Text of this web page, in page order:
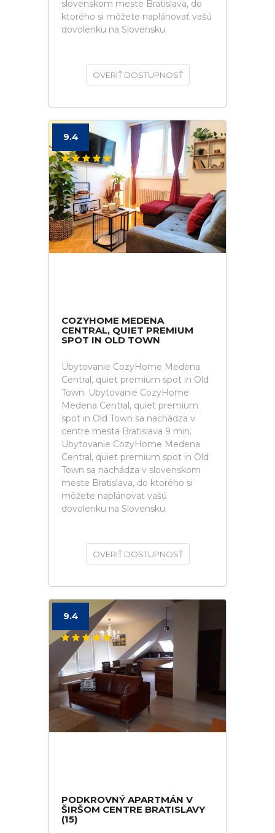
slovenskom meste Bratislava, do
ktorého si môžete naplánovať vašú
dovolenku na Slovensku.
OVERIŤ DOSTUPNOSŤ
9.4
COZYHOME MEDENA
CENTRAL, QUIET PREMIUM
SPOT IN OLD TOWN
Ubytovanie CozyHome Medena
Central, quiet premium spot in Old
Town. Ubytovanie CozyHome
Medena Central, quiet premium
spot in Old Town sa nachádza v
centre mesta Bratislava 9 min.
Ubytovanie CozyHome Medena
Central, quiet premium spot in Old
Town sa nachádza v slovenskom
meste Bratislava, do ktorého si
môžete naplánovať vašú
dovolenku na Slovensku.
OVERIŤ DOSTUPNOSŤ
9.4
PODKROVNÝ APARTMÁN V
ŠIRŠOM CENTRE BRATISLAVY
(15)